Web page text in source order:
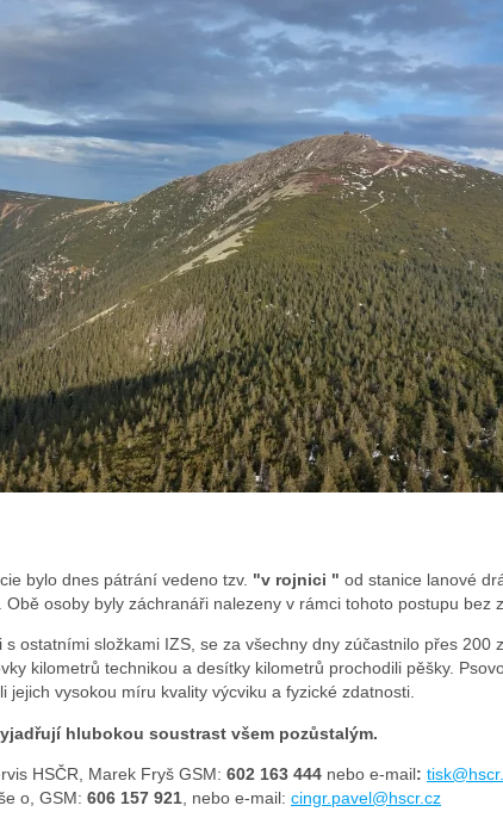
bylo dnes pátrání vedeno tzv. "v rojnici " od stanice lanové
osoby byly záchranáři nalezeny v rámci tohoto postupu bez
ostatními složkami IZS, se za všechny dny zúčastnilo přes 200
kilometrů technikou a desítky kilometrů prochodili pěšky.
jejich vysokou míru kvality výcviku a fyzické zdatnosti.
hlubokou soustrast všem pozůstalým.
HSČR, Marek Fryš GSM: 602 163 444 nebo e-mail:
o, GSM: 606 157 921 , nebo e-mail: cingr.pavel@hscr.cz